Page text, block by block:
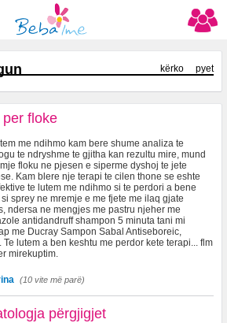
kërko pyet
per floke
me ndihmo kam bere shume analiza te
te ndryshme te gjitha kan rezultu mire, mund
floku ne pjesen e siperme dyshoj te jete
Kam blere nje terapi te cilen thone se eshte
te lutem me ndihmo si te perdori a bene
si sprey ne mremje e me fjete me ilaq gjate
ndersa ne mengjes me pastru njeher me
antidandruff shampon 5 minuta tani mi
me Ducray Sampon Sabal Antiseboreic,
Te lutem a ben keshtu me perdor kete terapi... flm
mirekuptim.
(10 vite më parë)
përgjigjet